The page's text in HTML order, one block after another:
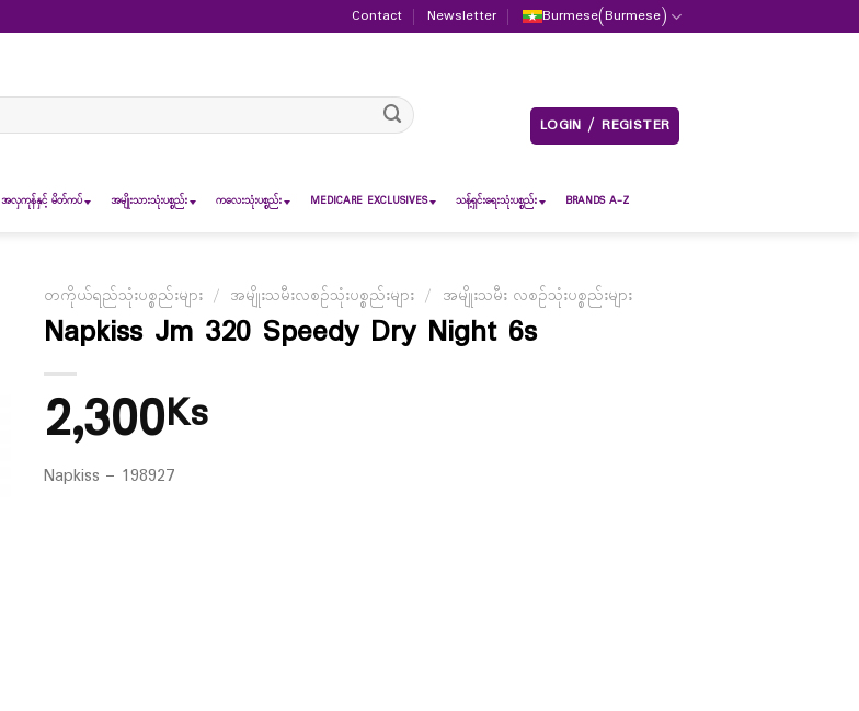
Contact Newsletter Burmese(Burmese)
LOGIN / REGISTER
အလှကုန်နှင့် မိတ်ကပ် အမျိုးသားသုံးပစ္စည်း ကလေးသုံးပစ္စည်း MEDICARE EXCLUSIVES သန့်ရှင်းရေးသုံးပစ္စည်း BRANDS A-Z
တကိုယ်ရည်သုံးပစ္စည်းများ / အမျိုးသမီးလစဉ်သုံးပစ္စည်းများ / အမျိုးသမီး လစဉ်သုံးပစ္စည်းများ
Napkiss Jm 320 Speedy Dry Night 6s
2,300Ks
Napkiss – 198927